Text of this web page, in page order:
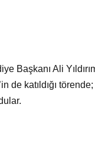
Başkanı Ali
de katıldığı